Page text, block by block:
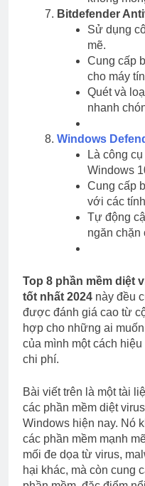
Bitdefender
Sử dụng
mẽ.
Cung cấp
cho máy
Quét và
nhanh
Windows
Là công
Windows
Cung cấp
với các
Tự động
ngăn chặn
Top 8 phần mềm diệt
tốt nhất 2024 này đều
được đánh giá cao từ
hợp cho những ai
của mình một cách
chi phí.
Bài viết trên là một tài
các phần mềm diệt
Windows hiện nay. Nó
các phần mềm mạnh
mối đe dọa từ virus,
hại khác, mà còn cung